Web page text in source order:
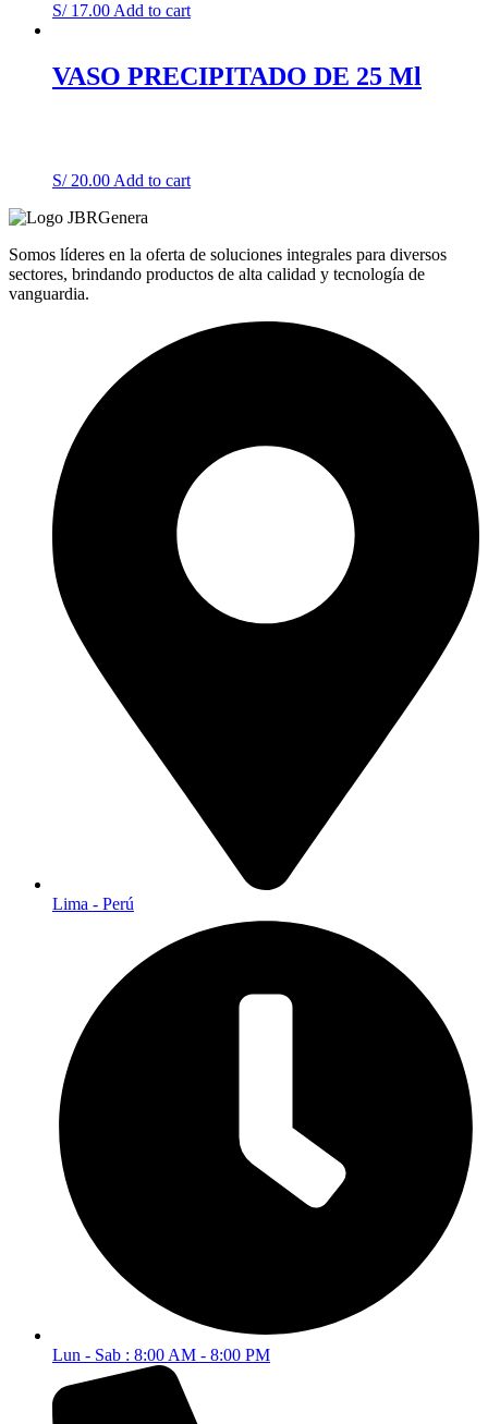
S/17.00 Add to cart
VASO PRECIPITADO DE 25 Ml
S/20.00 Add to cart
Somos líderes en la oferta de soluciones integrales para diversos
sectores, brindando productos de alta calidad y tecnología de
vanguardia.
Lima - Perú
Lun - Sab : 8:00 AM - 8:00 PM